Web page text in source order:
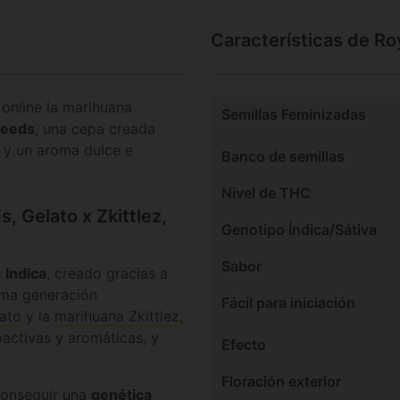
la marihuana
, una cepa creada
y un aroma dulce e
Gelato x Zkittlez,
Indica , creado gracias a
generación
y la marihuana Zkittlez
y aromáticas, y
una genética
Características de
Semillas Feminizadas
Banco de semillas
Nivel de THC
Genotipo Índica/Sátiva
Sabor
Fácil para iniciación
Efecto
Floración exterior